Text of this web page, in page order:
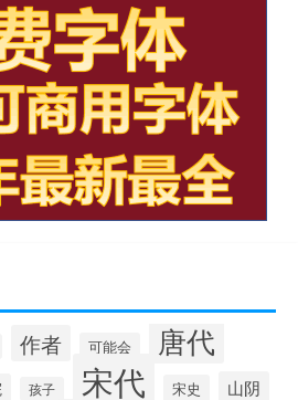
作者 可能会 唐代
孩子 宋代 宋史 山阴